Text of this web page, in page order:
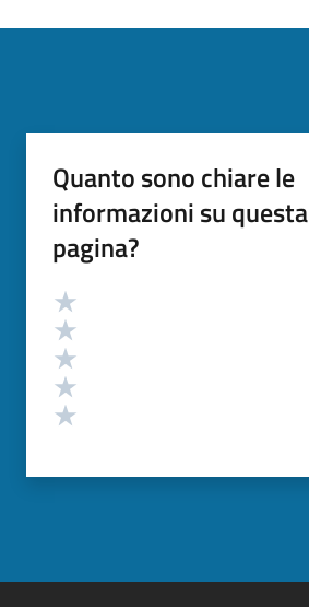
Quanto sono chiare le
informazioni su questa
pagina?
Valutazione